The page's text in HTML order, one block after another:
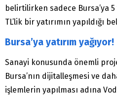
belirtilirken sadece Bursa’ya
TL’lik bir yatırımın yapıldığı
Bursa’ya yatırım yağıyor!
Sanayi konusunda önemli
Bursa’nın dijitalleşmesi ve
işlemlerin yapılması adına